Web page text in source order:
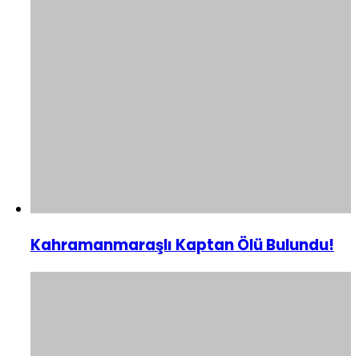
Kahramanmaraşlı Kaptan Ölü Bulundu!